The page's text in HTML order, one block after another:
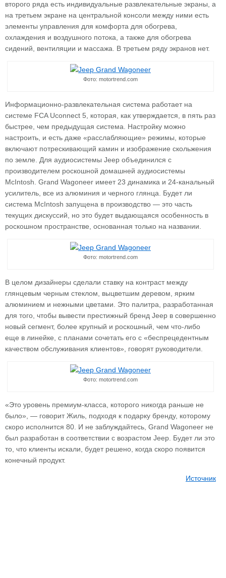
второго ряда есть индивидуальные развлекательные экраны, а
на третьем экране на центральной консоли между ними есть
элементы управления для комфорта для обогрева,
охлаждения и воздушного потока, а также для обогрева
сидений, вентиляции и массажа. В третьем ряду экранов нет.
Фото: motortrend.com
Информационно-развлекательная система работает на
системе FCA Uconnect 5, которая, как утверждается, в пять раз
быстрее, чем предыдущая система. Настройку можно
настроить, и есть даже «расслабляющие» режимы, которые
включают потрескивающий камин и изображение скольжения
по земле. Для аудиосистемы Jeep объединился с
производителем роскошной домашней аудиосистемы
McIntosh. Grand Wagoneer имеет 23 динамика и 24-канальный
усилитель, все из алюминия и черного глянца. Будет ли
система McIntosh запущена в производство — это часть
текущих дискуссий, но это будет выдающаяся особенность в
роскошном пространстве, основанная только на названии.
Фото: motortrend.com
В целом дизайнеры сделали ставку на контраст между
глянцевым черным стеклом, выцветшим деревом, ярким
алюминием и нежными цветами. Это палитра, разработанная
для того, чтобы вывести престижный бренд Jeep в совершенно
новый сегмент, более крупный и роскошный, чем что-либо
еще в линейке, с планами сочетать его с «беспрецедентным
качеством обслуживания клиентов», говорят руководители.
Фото: motortrend.com
«Это уровень премиум-класса, которого никогда раньше не
было», — говорит Жиль, подходя к подарку бренду, которому
скоро исполнится 80. И не заблуждайтесь, Grand Wagoneer не
был разработан в соответствии с возрастом Jeep. Будет ли это
то, что клиенты искали, будет решено, когда скоро появится
конечный продукт.
Источник